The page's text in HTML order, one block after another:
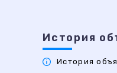
История
История